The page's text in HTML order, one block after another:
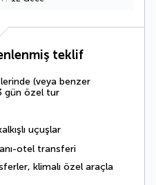
teklif
(veya benzer
gün özel tur
uçuşlar
otel transferi
klimalı özel araçla